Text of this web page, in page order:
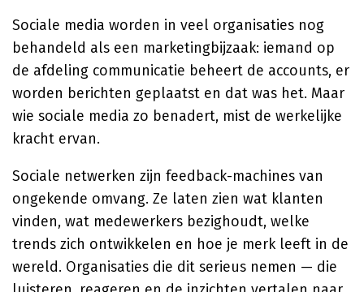
Sociale media worden in veel organisaties nog
behandeld als een marketingbijzaak: iemand op
de afdeling communicatie beheert de accounts, er
worden berichten geplaatst en dat was het. Maar
wie sociale media zo benadert, mist de werkelijke
kracht ervan.
Sociale netwerken zijn feedback-machines van
ongekende omvang. Ze laten zien wat klanten
vinden, wat medewerkers bezighoudt, welke
trends zich ontwikkelen en hoe je merk leeft in de
wereld. Organisaties die dit serieus nemen — die